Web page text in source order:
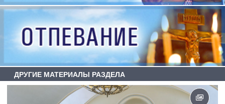
ДРУГИЕ МАТЕРИАЛЫ РАЗДЕЛА